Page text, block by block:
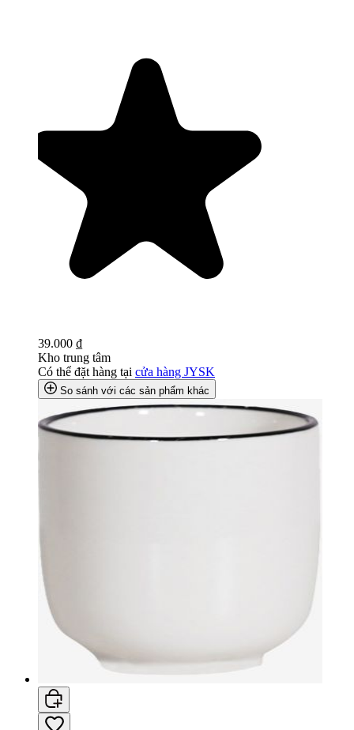
39.000 ₫
Kho trung tâm
Có thể đặt hàng tại cửa hàng JYSK
So sánh với các sản phẩm khác